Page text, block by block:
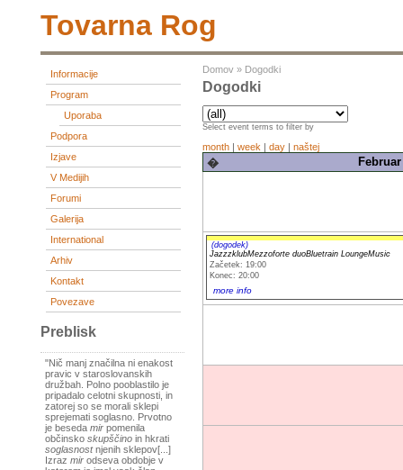
Tovarna Rog
Informacije
Program
Uporaba
Podpora
Izjave
V Medijih
Forumi
Galerija
International
Arhiv
Kontakt
Povezave
Preblisk
"Nič manj značilna ni enakost
pravic v staroslovanskih
družbah. Polno pooblastilo je
pripadalo celotni skupnosti, in
zatorej so se morali sklepi
sprejemati soglasno. Prvotno
je beseda mir pomenila
občinsko skupščino in hkrati
soglasnostnjenih sklepov[...]
Izraz mir odseva obdobje v
Domov » Dogodki
Dogodki
Select event terms to filter by
month | week | day | naštej
�
(dogodek)
JazzzklubMezzoforte duoBluetrain LoungeMusic
Začetek: 19:00
Konec: 20:00
more info